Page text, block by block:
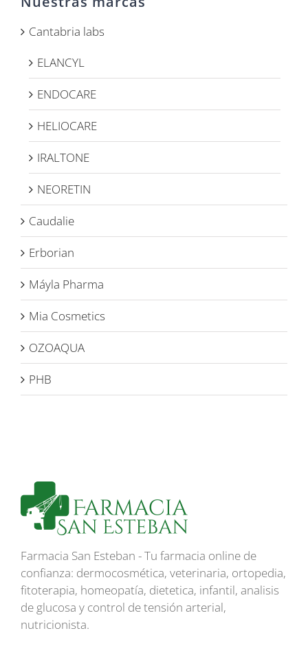
Cantabria labs
ELANCYL
ENDOCARE
HELIOCARE
IRALTONE
NEORETIN
Caudalie
Erborian
Máyla Pharma
Mia Cosmetics
OZOAQUA
PHB
Farmacia San Esteban - Tu farmacia online de
confianza: dermocosmética, veterinaria, ortopedia,
fitoterapia, homeopatía, dietetica, infantil, analisis
de glucosa y control de tensión arterial,
nutricionista.